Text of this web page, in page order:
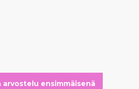
arvostelu ensimmäisenä